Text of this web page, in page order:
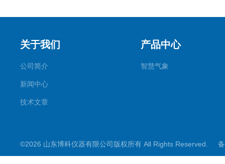
关于我们
公司简介
新闻中心
技术文章
产品中心
智慧气象
©2026 山东博科仪器有限公司版权所有 All Rights Reserved.